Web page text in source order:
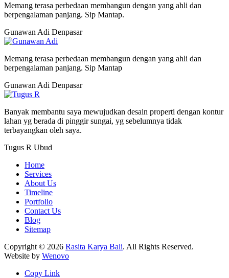
Memang terasa perbedaan membangun dengan yang ahli dan
berpengalaman panjang. Sip Mantap.
Gunawan Adi Denpasar
Memang terasa perbedaan membangun dengan yang ahli dan
berpengalaman panjang. Sip Mantap
Gunawan Adi Denpasar
Banyak membantu saya mewujudkan desain properti dengan kontur
lahan yg berada di pinggir sungai, yg sebelumnya tidak
terbayangkan oleh saya.
Tugus R Ubud
Home
Services
About Us
Timeline
Portfolio
Contact Us
Blog
Sitemap
Copyright © 2026 Rasita Karya Bali. All Rights Reserved.
Website by Wenovo
Copy Link